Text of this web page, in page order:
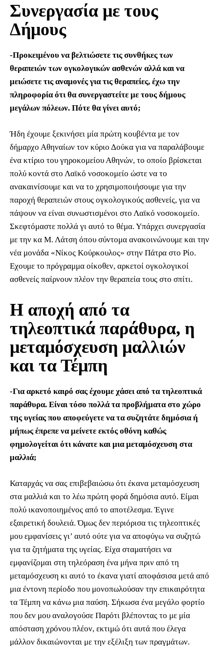
Συνεργασία με τους
Δήμους
-Προκειμένου να βελτιώσετε τις συνθήκες των
θεραπειών των ογκολογικών ασθενών αλλά και να
μειώσετε τις αναμονές για τις θεραπείες, έχω την
πληροφορία ότι θα συνεργαστείτε με τους δήμους
μεγάλων πόλεων. Πότε θα γίνει αυτό;
Ήδη έχουμε ξεκινήσει μία πρώτη κουβέντα με τον
δήμαρχο Αθηναίων τον κύριο Δούκα για να παραλάβουμε
ένα κτίριο του γηροκομείου Αθηνών, το οποίο βρίσκεται
πολύ κοντά στο Λαϊκό νοσοκομείο ώστε να το
ανακαινίσουμε και να το χρησιμοποιήσουμε για την
παροχή θεραπειών στους ογκολογικούς ασθενείς, για να
πάψουν να είναι συνωστισμένοι στο Λαϊκό νοσοκομείο.
Σκεφτόμαστε πολλά γι αυτό το θέμα. Υπάρχει συνεργασία
με την κα Μ. Λάτση όπου σύντομα ανακοινώνουμε και την
νέα μονάδα «Νίκος Κούρκουλος» στην Πάτρα στο Ρίο.
Εχουμε το πρόγραμμα οίκοθεν, αρκετοί ογκολογικοί
ασθενείς παίρνουν πλέον την θεραπεία τους στο σπίτι.
Η αποχή από τα
τηλεοπτικά παράθυρα, η
μεταμόσχευση μαλλιών
και τα Τέμπη
-Για αρκετό καιρό σας έχουμε χάσει από τα τηλεοπτικά
παράθυρα. Είναι τόσο πολλά τα προβλήματα στο χώρο
της υγείας που αποφεύγετε να τα συζητάτε δημόσια ή
μήπως έπρεπε να μείνετε εκτός οθόνη καθώς
φημολογείται ότι κάνατε και μια μεταμόσχευση στα
μαλλιά;
Καταρχάς να σας επιβεβαιώσω ότι έκανα μεταμόσχευση
στα μαλλιά και το λέω πρώτη φορά δημόσια αυτό. Είμαι
πολύ ικανοποιημένος από το αποτέλεσμα. Έγινε
εξαιρετική δουλειά. Όμως δεν περιόρισα τις τηλεοπτικές
μου εμφανίσεις γι’ αυτό ούτε για να αποφύγω να συζητώ
για τα ζητήματα της υγείας. Είχα σταματήσει να
εμφανίζομαι στη τηλεόραση ένα μήνα πριν από τη
μεταμόσχευση κι αυτό το έκανα γιατί αποφάσισα μετά από
μια έντονη περίοδο που μονοπωλούσαν την επικαιρότητα
τα Τέμπη να κάνω μια παύση. Σήκωσα ένα μεγάλο φορτίο
που δεν μου αναλογούσε Παρότι βλέποντας το με μία
απόσταση χρόνου πλέον, εκτιμώ ότι αυτά που έλεγα
μάλλον δικαιώνονται με την εξέλιξη των πραγμάτων.